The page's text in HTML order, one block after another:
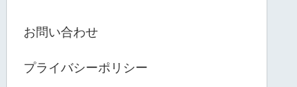
お問い合わせ
プライバシーポリシー